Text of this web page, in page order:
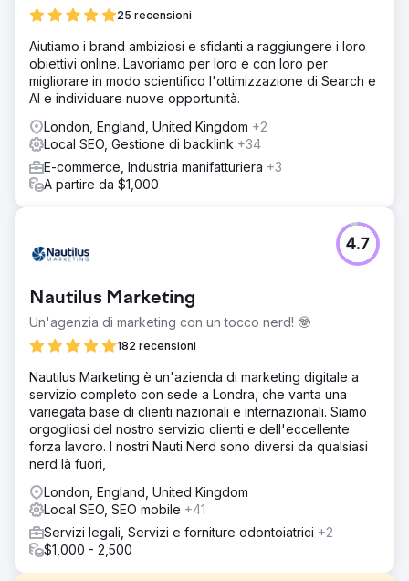
25 recensioni
Aiutiamo i brand ambiziosi e sfidanti a raggiungere i loro
obiettivi online. Lavoriamo per loro e con loro per
migliorare in modo scientifico l'ottimizzazione di Search e
AI e individuare nuove opportunità.
London, England, United Kingdom +2
Local SEO, Gestione di backlink +34
E-commerce, Industria manifatturiera +3
A partire da $1,000
Nautilus Marketing
Un'agenzia di marketing con un tocco nerd! 🤓
182 recensioni
4.7
Nautilus Marketing è un'azienda di marketing digitale a
servizio completo con sede a Londra, che vanta una
variegata base di clienti nazionali e internazionali. Siamo
orgogliosi del nostro servizio clienti e dell'eccellente
forza lavoro. I nostri Nauti Nerd sono diversi da qualsiasi
nerd là fuori,
London, England, United Kingdom
Local SEO, SEO mobile +41
Servizi legali, Servizi e forniture odontoiatrici +2
$1,000 - 2,500